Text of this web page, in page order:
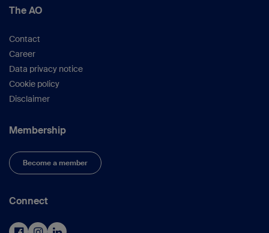
The AO
Contact
Career
Data privacy notice
Cookie policy
Disclaimer
Membership
Become a member
Connect